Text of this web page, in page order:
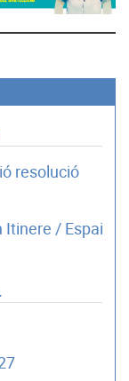
resolució
Itinere / Espai